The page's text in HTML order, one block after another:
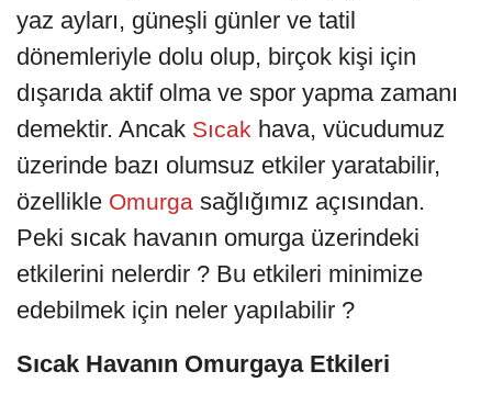
yaz ayları, güneşli günler ve tatil
dönemleriyle dolu olup, birçok kişi için
dışarıda aktif olma ve spor yapma zamanı
demektir. Ancak Sıcak hava, vücudumuz
üzerinde bazı olumsuz etkiler yaratabilir,
özellikle Omurga sağlığımız açısından.
Peki sıcak havanın omurga üzerindeki
etkilerini nelerdir ? Bu etkileri minimize
edebilmek için neler yapılabilir ?
Sıcak Havanın Omurgaya Etkileri